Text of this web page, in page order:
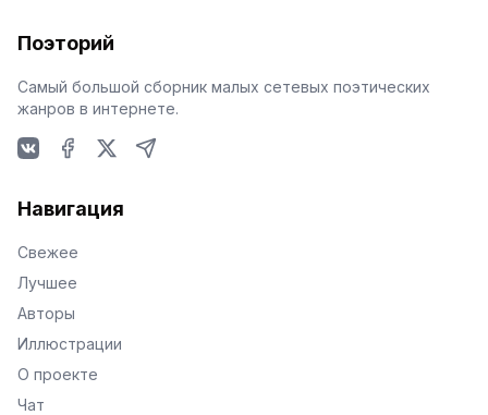
Поэторий
Самый большой сборник малых сетевых поэтических
жанров в интернете.
Навигация
Свежее
Лучшее
Авторы
Иллюстрации
О проекте
Чат